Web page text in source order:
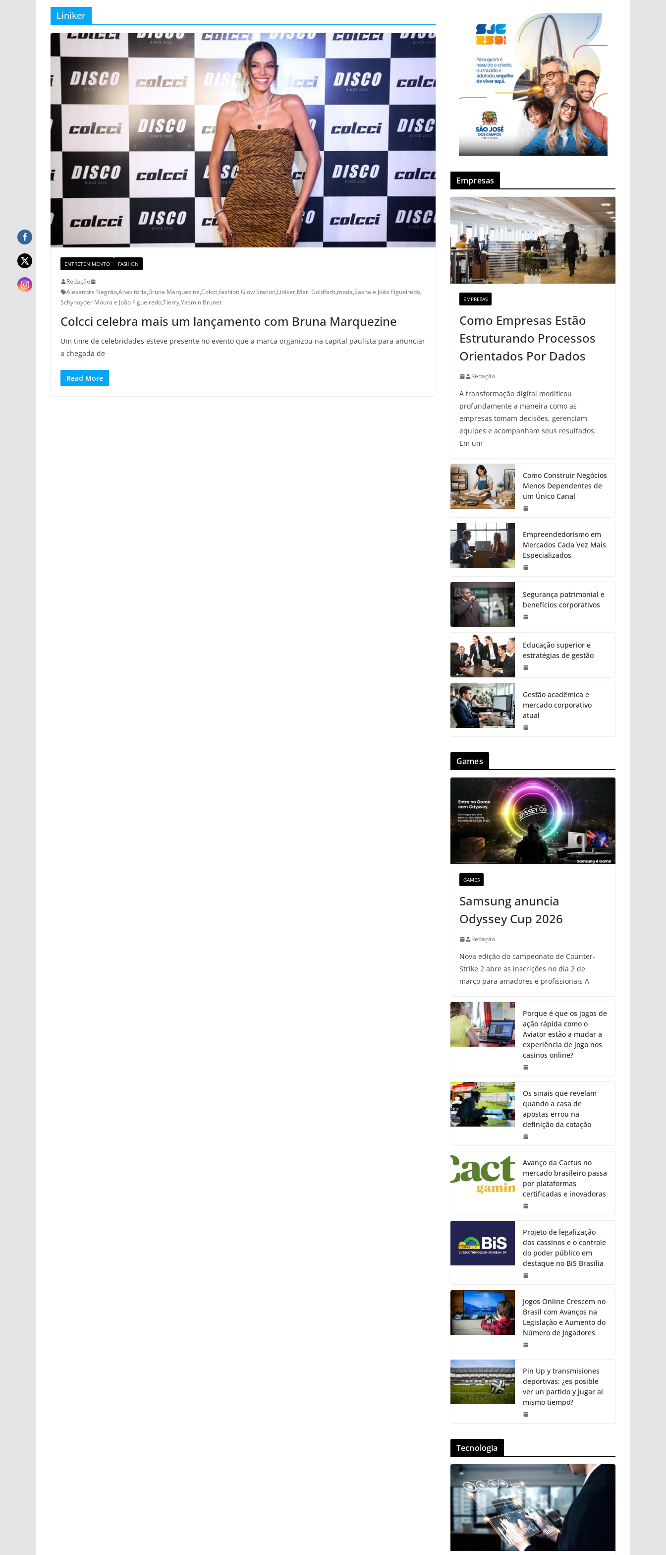
Liniker
ENTRETENIMENTO FASHION
Redação
Alexandre Negrão,Anavitória,Bruna Marquezine,Colcci,fashion,Glow Station,Liniker,Mari Goldfarb,moda,Sasha e João Figueiredo,
Schynayder Moura e João Figueiredo,Tierry,Yasmin Brunet
Colcci celebra mais um lançamento com Bruna Marquezine
Um time de celebridades esteve presente no evento que a marca organizou na capital paulista para anunciar
a chegada de
Read More
Empresas
EMPRESAS
Como Empresas Estão
Estruturando Processos
Orientados Por Dados
Redação
A transformação digital modificou
profundamente a maneira como as
empresas tomam decisões, gerenciam
equipes e acompanham seus resultados.
Em um
Como Construir Negócios
Menos Dependentes de
um Único Canal
Empreendedorismo em
Mercados Cada Vez Mais
Especializados
Segurança patrimonial e
benefícios corporativos
Educação superior e
estratégias de gestão
Gestão acadêmica e
mercado corporativo
atual
Games
GAMES
Samsung anuncia
Odyssey Cup 2026
Redação
Nova edição do campeonato de Counter-
Strike 2 abre as inscrições no dia 2 de
março para amadores e profissionais A
Porque é que os jogos de
ação rápida como o
Aviator estão a mudar a
experiência de jogo nos
casinos online?
Os sinais que revelam
quando a casa de
apostas errou na
definição da cotação
Avanço da Cactus no
mercado brasileiro passa
por plataformas
certificadas e inovadoras
Projeto de legalização
dos cassinos e o controle
do poder público em
destaque no BiS Brasília
Jogos Online Crescem no
Brasil com Avanços na
Legislação e Aumento do
Número de Jogadores
Pin Up y transmisiones
deportivas: ¿es posible
ver un partido y jugar al
mismo tiempo?
Tecnologia